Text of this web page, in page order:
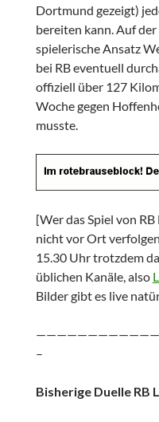
Dortmund gezeigt)
bereiten kann. Auf
spielerische Ansatz
bei RB eventuell
offiziell über 127
Woche gegen
musste.
[Wer das Spiel von
nicht vor Ort
15.30 Uhr trotzdem
üblichen Kanäle, also
Bilder gibt es live
–
Bisherige Duelle RB